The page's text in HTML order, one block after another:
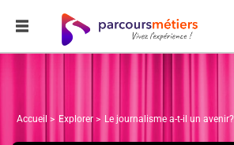
Accueil Explorer Le journalisme a-t-il un avenir?